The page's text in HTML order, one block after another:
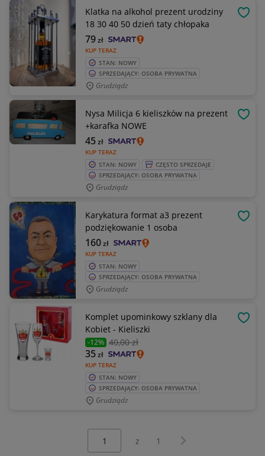
Klatka na alkohol prezent urodziny
18 30 40 50 dzień taty chłopaka
KUP TERAZ
79zł
STAN: NOWY
SPRZEDAJĄCY: OSOBA PRYWATNA
Grudziądz
Nysa Milicja 6 kieliszków na prezent
+karafka NOWE
KUP TERAZ
45zł
STAN: NOWY
CZĘSTO SPRZEDAJE
SPRZEDAJĄCY: OSOBA PRYWATNA
Grudziądz
Karykatura format a3 prezent
podziękowanie 1 osoba
KUP TERAZ
160zł
STAN: NOWY
SPRZEDAJĄCY: OSOBA PRYWATNA
Grudziądz
Komplet upominkowy szklany dla
Kobiet - Kieliszki
-12% 40,00 zł
KUP TERAZ
35zł
STAN: NOWY
SPRZEDAJĄCY: OSOBA PRYWATNA
Grudziądz
z 1 Następna strona